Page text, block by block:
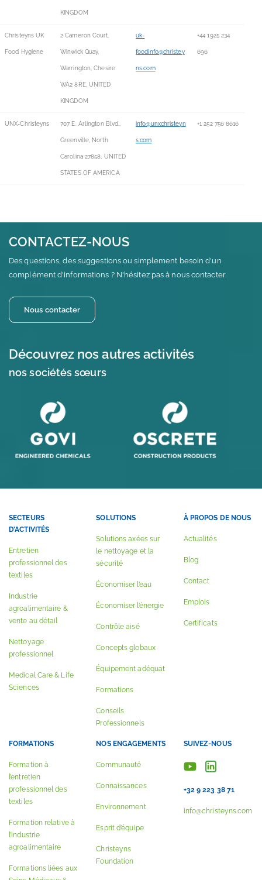
KINGDOM
Christeyns UK
Food Hygiene
2 Cameron Court,
Winwick Quay,
Warrington, Chesire
WA2 8RE, UNITED
KINGDOM
uk-
foodinfo@christey
ns.com
+44 1925 234
696
UNX-Christeyns 707 E. Arlington Blvd.,
Greenville, North
Carolina 27858, UNITED
STATES OF AMERICA
info@unxchristeyn
s.com
+1 252 756 8616
CONTACTEZ-NOUS
Des questions, des suggestions ou simplement besoin d'un
complément d'informations ? N'hésitez pas à nous contacter.
Nous contacter
Découvrez nos autres activités
nos sociétés sœurs
SECTEURS
D’ACTIVITÉS
Entretien
professionnel des
textiles
Industrie
agroalimentaire &
vente au détail
Nettoyage
professionnel
Medical Care & Life
Sciences
SOLUTIONS
Solutions axées sur
le nettoyage et la
sécurité
Économiser l’eau
Économiser l’énergie
Contrôle aisé
Concepts globaux
Équipement adéquat
Formations
Conseils
Professionnels
À PROPOS DE NOUS
Actualités
Blog
Contact
Emplois
Certificats
FORMATIONS
Formation à
l’entretien
professionnel des
textiles
Formation relative à
l’industrie
agroalimentaire
Formations liées aux
NOS ENGAGEMENTS
Communauté
Connaissances
Environnement
Esprit d’équipe
Christeyns
Foundation
SUIVEZ-NOUS
+32 9 223 38 71
info@christeyns.com